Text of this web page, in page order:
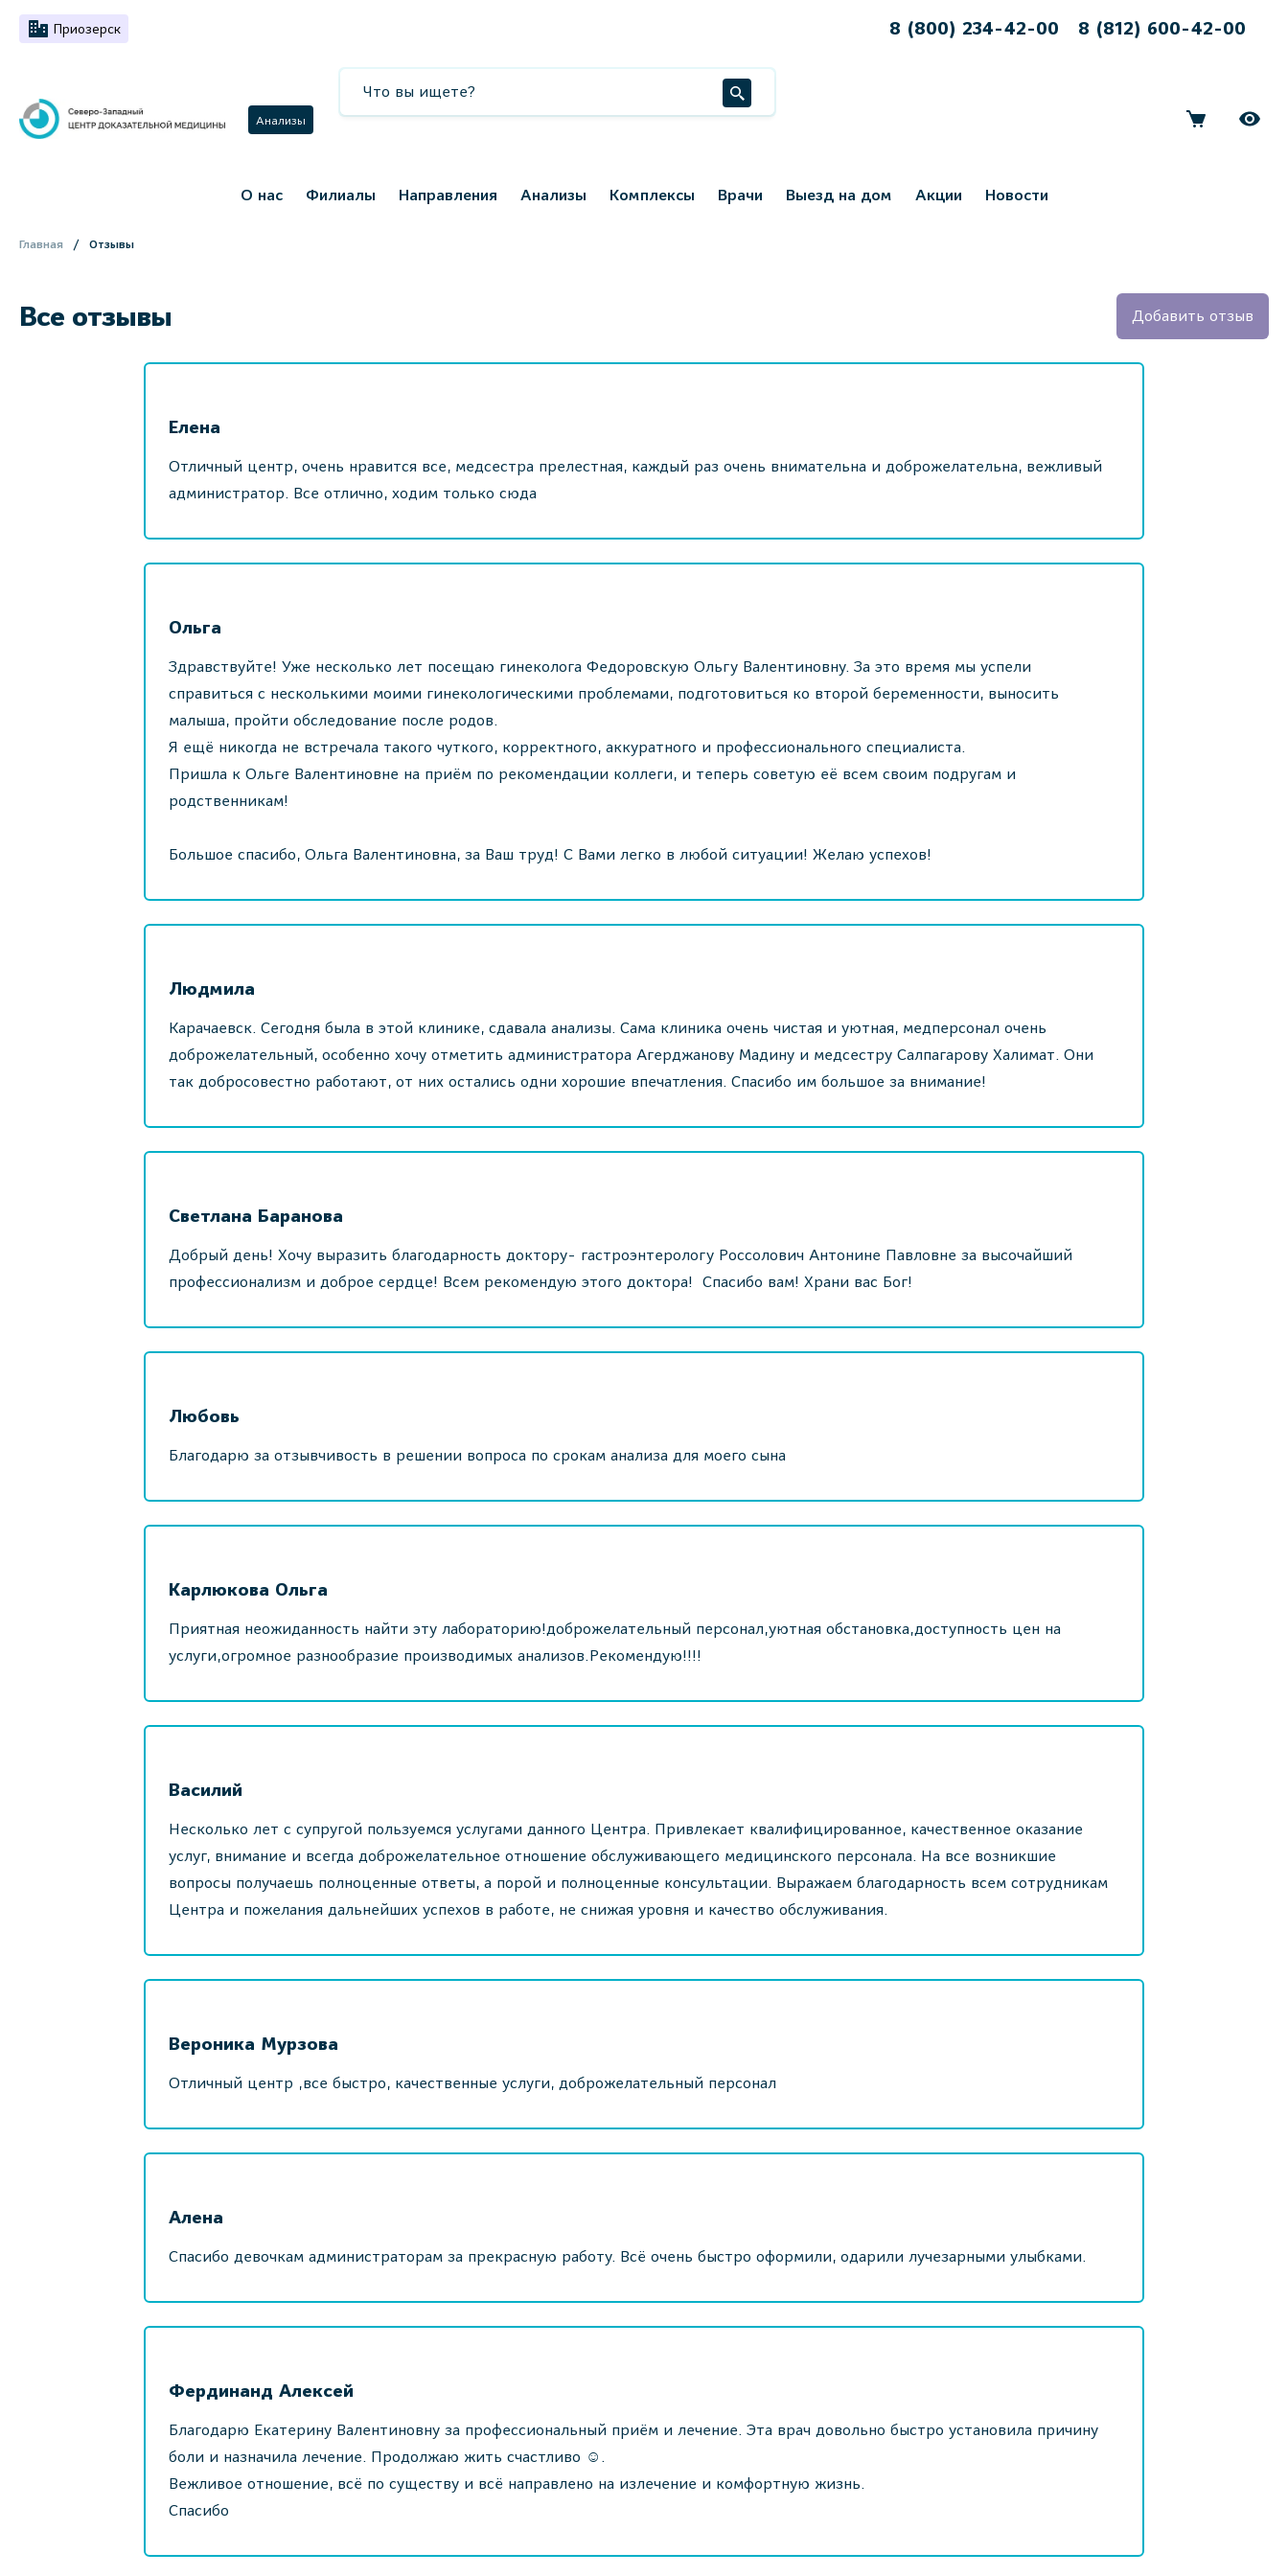
Приозерск 8 (800) 234-42-00 8 (812) 600-42-00
Анализы
О нас Филиалы Направления Анализы Комплексы Врачи Выезд на дом Акции Новости
Главная Отзывы
Все отзывы Добавить отзыв
Елена
Отличный центр, очень нравится все, медсестра прелестная, каждый раз очень внимательна и доброжелательна, вежливый
администратор. Все отлично, ходим только сюда
Ольга
Здравствуйте! Уже несколько лет посещаю гинеколога Федоровскую Ольгу Валентиновну. За это время мы успели
справиться с несколькими моими гинекологическими проблемами, подготовиться ко второй беременности, выносить
малыша, пройти обследование после родов.
Я ещё никогда не встречала такого чуткого, корректного, аккуратного и профессионального специалиста.
Пришла к Ольге Валентиновне на приём по рекомендации коллеги, и теперь советую её всем своим подругам и
родственникам!
Большое спасибо, Ольга Валентиновна, за Ваш труд! С Вами легко в любой ситуации! Желаю успехов!
Людмила
Карачаевск. Сегодня была в этой клинике, сдавала анализы. Сама клиника очень чистая и уютная, медперсонал очень
доброжелательный, особенно хочу отметить администратора Агерджанову Мадину и медсестру Салпагарову Халимат. Они
так добросовестно работают, от них остались одни хорошие впечатления. Спасибо им большое за внимание!
Светлана Баранова
Добрый день! Хочу выразить благодарность доктору- гастроэнтерологу Россолович Антонине Павловне за высочайший
профессионализм и доброе сердце! Всем рекомендую этого доктора! Спасибо вам! Храни вас Бог!
Любовь
Благодарю за отзывчивость в решении вопроса по срокам анализа для моего сына
Карлюкова Ольга
Приятная неожиданность найти эту лабораторию!доброжелательный персонал,уютная обстановка,доступность цен на
услуги,огромное разнообразие производимых анализов.Рекомендую!!!!
Василий
Несколько лет с супругой пользуемся услугами данного Центра. Привлекает квалифицированное, качественное оказание
услуг, внимание и всегда доброжелательное отношение обслуживающего медицинского персонала. На все возникшие
вопросы получаешь полноценные ответы, а порой и полноценные консультации. Выражаем благодарность всем сотрудникам
Центра и пожелания дальнейших успехов в работе, не снижая уровня и качество обслуживания.
Вероника Мурзова
Отличный центр ,все быстро, качественные услуги, доброжелательный персонал
Алена
Спасибо девочкам администраторам за прекрасную работу. Всё очень быстро оформили, одарили лучезарными улыбками.
Фердинанд Алексей
Благодарю Екатерину Валентиновну за профессиональный приём и лечение. Эта врач довольно быстро установила причину
боли и назначила лечение. Продолжаю жить счастливо ☺️.
Вежливое отношение, всё по существу и всё направлено на излечение и комфортную жизнь.
Спасибо